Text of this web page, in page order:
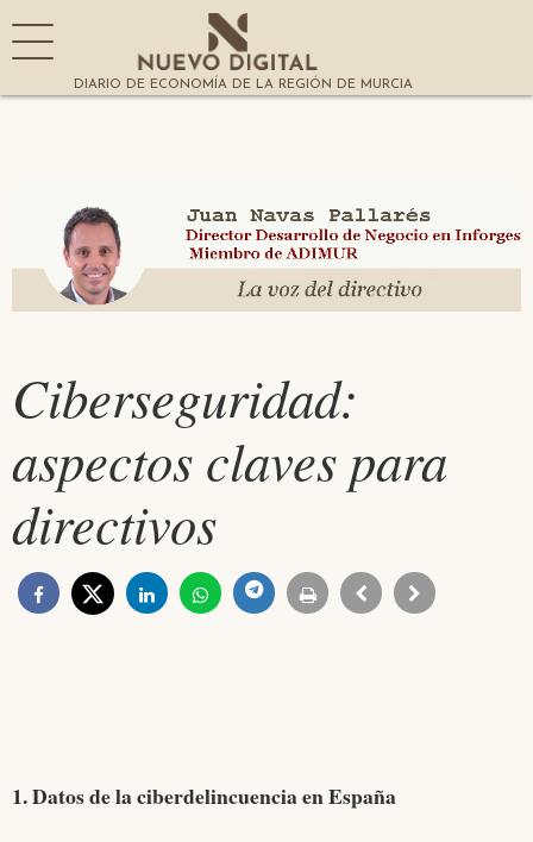
DIARIO DE ECONOMÍA DE LA REGIÓN DE MURCIA
Ciberseguridad:
aspectos claves para
directivos
1. Datos de la ciberdelincuencia en España